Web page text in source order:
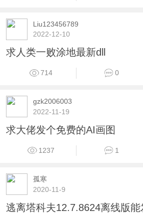
Liu123456789
2022-12-10
求人类一败涂地最新dll
714 0
gzk2006003
2022-11-19
求大佬发个免费的AI画图
1237 1
孤寒
2020-11-9
逃离塔科夫12.7.8624离线版